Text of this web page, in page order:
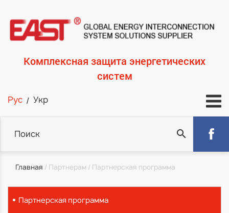
основному
содержанию
Комплексная защита энергетических
систем
Рус Укр
Строка
навигации
Главная Партнерам Партнерская программа
Партнерская программа